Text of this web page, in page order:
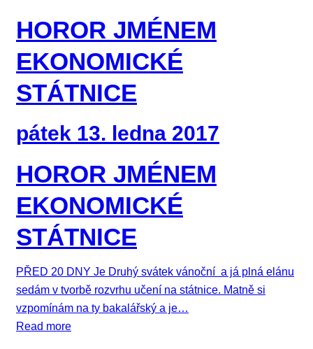
HOROR JMÉNEM
EKONOMICKÉ
STÁTNICE
pátek 13. ledna 2017
HOROR JMÉNEM
EKONOMICKÉ
STÁTNICE
PŘED 20 DNY Je Druhý svátek vánoční a já plná elánu
sedám v tvorbě rozvrhu učení na státnice. Matně si
vzpomínám na ty bakalářský a je…
Read more